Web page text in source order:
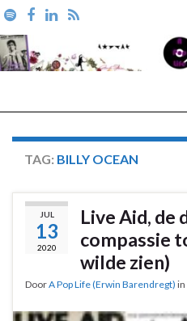
Search for:
TAG: BILLY OCEAN
JUL
13
2020
Live Aid, de
compassie
wilde zien)
DoorA Pop Life (Erwin Barendregt) in